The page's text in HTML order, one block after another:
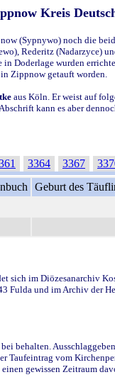
Kreis
(Sypnywo) noch die
Rederitz (Nadarzyce)
Doderlage wurden
Zippnow getauft worden.
aus Köln. Er weist auf
kann es aber
3364 3367
Geburt des
sich im Diözesanarchiv
Fulda und im Archiv der
behalten.
Taufeintrag vom
gewissen Zeitraum